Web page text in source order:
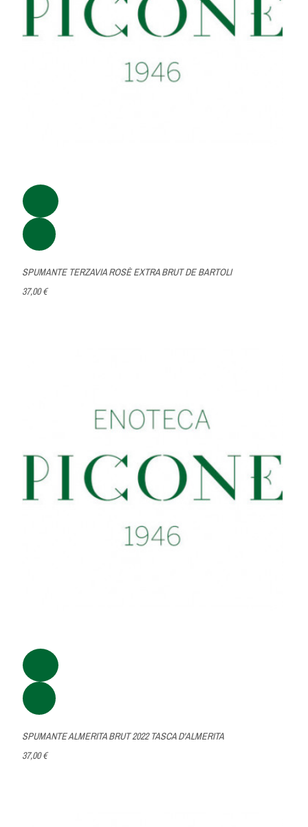
SPUMANTE TERZAVIA ROSÈ EXTRA BRUT DE BARTOLI
37,00 €
SPUMANTE ALMERITA BRUT 2022 TASCA D'ALMERITA
37,00 €